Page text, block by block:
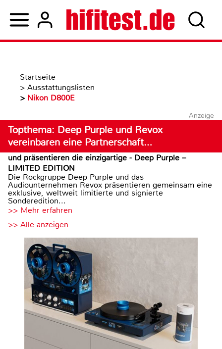
Startseite
> Ausstattungslisten
> Nikon D800E
Anzeige
Topthema: Deep Purple und Revox
vereinbaren eine Partnerschaft…
und präsentieren die einzigartige - Deep Purple –
LIMITED EDITION
Die Rockgruppe Deep Purple und das
Audiounternehmen Revox präsentieren gemeinsam eine
exklusive, weltweit limitierte und signierte
Sonderedition...
>> Mehr erfahren
>> Alle anzeigen